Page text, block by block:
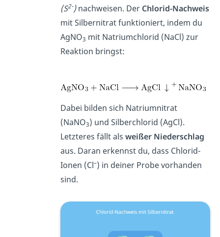
(S2-)nachweisen. Der Chlorid-Nachweis
mit Silbernitrat funktioniert, indem du
AgNO3 mit Natriumchlorid (NaCl) zur
Reaktion bringst:
Dabei bilden sich Natriumnitrat
(NaNO3) und Silberchlorid (AgCl).
Letzteres fällt als weißer Niederschlag
aus. Daran erkennst du, dass Chlorid-
Ionen (Cl–) in deiner Probe vorhanden
sind.